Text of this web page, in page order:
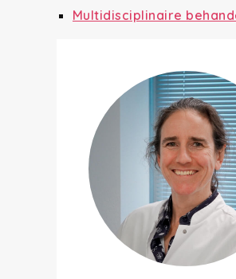
Multidisciplinaire